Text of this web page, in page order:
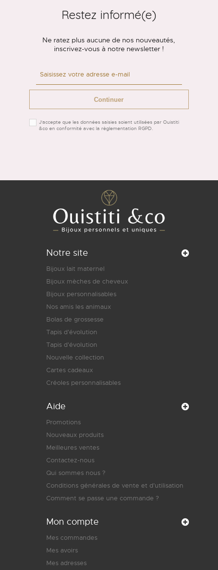
Restez informé(e)
Ne ratez plus aucune de nos nouveautés,
inscrivez-vous à notre newsletter !
Continuer
J'accepte que les données saisies soient utilisées par Ouistiti
&co en conformité avec la règlementation RGPD.
Notre site
Bijoux lait maternel
Bijoux mèches de cheveux
Bijoux personnalisables
Nos amis les animaux
Bolas de grossesse
Tapis d'évolution
Tapis d'évolution
Nouvelle collection
Cartes cadeaux
Créoles personnalisables
Aide
Promotions
Nouveaux produits
Meilleures ventes
Contactez-nous
Qui sommes nous ?
Conditions générales de vente et d'utilisation
Comment se passe une commande ?
Mon compte
Mes commandes
Mes avoirs
Mes adresses